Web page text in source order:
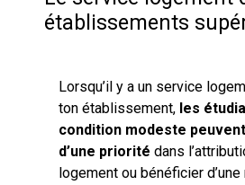
établissements
Lorsqu’il y a un service
ton établissement, les
condition modeste
d’une priorité dans
logement ou bénéficier